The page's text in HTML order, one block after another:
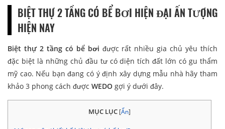
BIỆT THỰ 2 TẦNG CÓ BỂ BƠI HIỆN ĐẠI ẤN TƯỢNG
HIỆN NAY
Biệt thự 2 tầng có bể bơi được rất nhiều gia chủ yêu thích
đặc biệt là những chủ đầu tư có diện tích đất lớn có gu thẩm
mỹ cao. Nếu bạn đang có ý định xây dựng mẫu nhà hãy tham
khảo 3 phong cách được WEDO gợi ý dưới đây.
MỤC LỤC [Ẩn]